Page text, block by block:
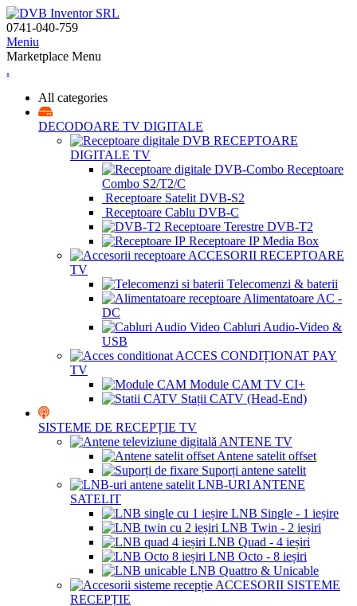
0741-040-759
Meniu
Marketplace Menu
.
All categories
DECODOARE TV DIGITALE
RECEPTOARE
DIGITALE TV
Receptoare
Combo S2/T2/C
Receptoare Satelit DVB-S2
Receptoare Cablu DVB-C
Receptoare Terestre DVB-T2
Receptoare IP Media Box
ACCESORII RECEPTOARE
TV
Telecomenzi & baterii
Alimentatoare AC -
DC
Cabluri Audio-Video &
USB
ACCES CONDIȚIONAT PAY
TV
Module CAM TV CI+
Stații CATV (Head-End)
SISTEME DE RECEPȚIE TV
ANTENE TV
Antene satelit offset
Suporți antene satelit
LNB-URI ANTENE
SATELIT
LNB Single - 1 ieșire
LNB Twin - 2 ieșiri
LNB Quad - 4 ieșiri
LNB Octo - 8 ieșiri
LNB Quattro & Unicable
ACCESORII SISTEME
RECEPȚIE